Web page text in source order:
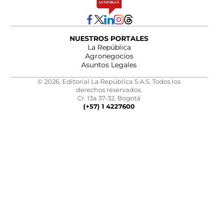
NUESTROS PORTALES
La República
Agronegocios
Asuntos Legales
© 2026, Editorial La República S.A.S. Todos los
derechos reservados.
Cr. 13a 37-32, Bogotá
(+57) 1 4227600